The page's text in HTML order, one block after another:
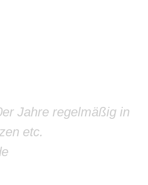
Jahre regelmäßig in
etc.